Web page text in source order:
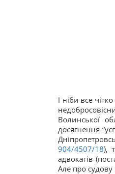
І ніби все
Волинської
досягнення
904/4507/18),
адвокатів
Але про судову